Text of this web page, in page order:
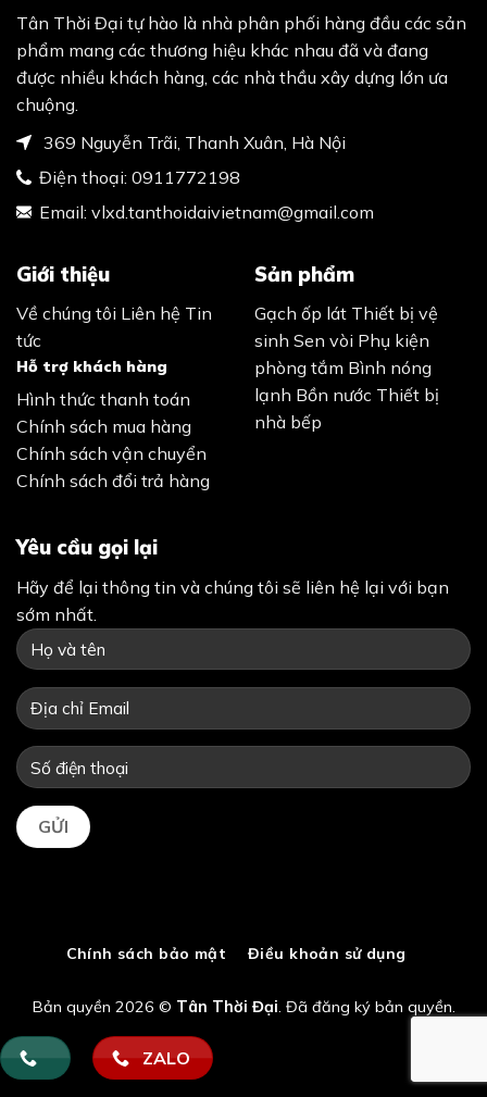
Tân Thời Đại tự hào là nhà phân phối hàng đầu các sản
phẩm mang các thương hiệu khác nhau đã và đang
được nhiều khách hàng, các nhà thầu xây dựng lớn ưa
chuộng.
369 Nguyễn Trãi, Thanh Xuân, Hà Nội
Điện thoại: 0911772198
Email: vlxd.tanthoidaivietnam@gmail.com
Giới thiệu
Về chúng tôi Liên hệ Tin
tức
Hỗ trợ khách hàng
Hình thức thanh toán
Chính sách mua hàng
Chính sách vận chuyển
Chính sách đổi trả hàng
Sản phẩm
Gạch ốp lát Thiết bị vệ
sinh Sen vòi Phụ kiện
phòng tắm Bình nóng
lạnh Bồn nước Thiết bị
nhà bếp
Yêu cầu gọi lại
Hãy để lại thông tin và chúng tôi sẽ liên hệ lại với bạn
sớm nhất.
Chính sách bảo mật Điều khoản sử dụng
Bản quyền 2026 © Tân Thời Đại. Đã đăng ký bản quyền.
ZALO